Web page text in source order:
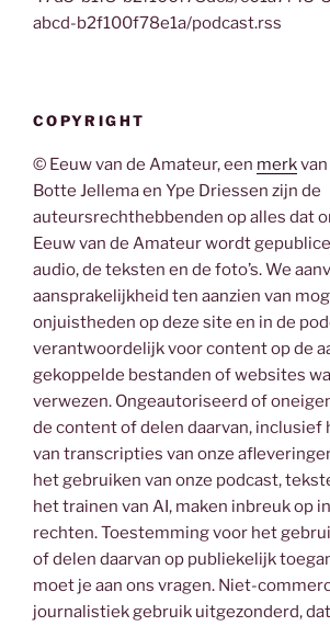
abcd-b2f100f78e1a/podcast.rss
COPYRIGHT
© Eeuw van de Amateur, een merk
Botte Jellema en Ype Driessen zijn de
auteursrechthebbenden op alles dat
Eeuw van de Amateur wordt
audio, de teksten en de foto’s. We
aansprakelijkheid ten aanzien van
onjuistheden op deze site en in de
verantwoordelijk voor content op de
gekoppelde bestanden of websites
verwezen. Ongeautoriseerd of
de content of delen daarvan, inclusief
van transcripties van onze
het gebruiken van onze podcast,
het trainen van AI, maken inbreuk op
rechten. Toestemming voor het
of delen daarvan op publiekelijk
moet je aan ons vragen. Niet-
journalistiek gebruik uitgezonderd,